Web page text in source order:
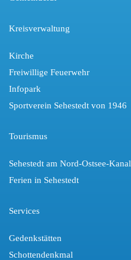
Kreisverwaltung
Kirche
Freiwillige Feuerwehr
Infopark
Sportverein Sehestedt von 1946
Tourismus
Sehestedt am Nord-Ostsee-Kanal
Ferien in Sehestedt
Services
Gedenkstätten
Schottendenkmal